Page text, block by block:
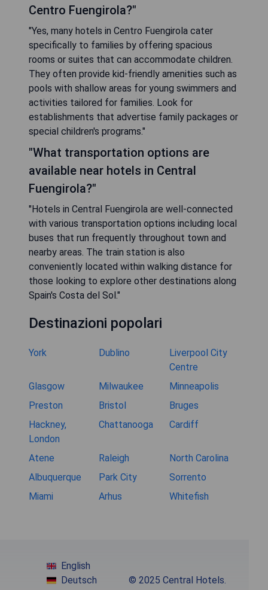
Centro Fuengirola?"
"Yes, many hotels in Centro Fuengirola cater
specifically to families by offering spacious
rooms or suites that can accommodate children.
They often provide kid-friendly amenities such as
pools with shallow areas for young swimmers and
activities tailored for families. Look for
establishments that advertise family packages or
special children's programs."
"What transportation options are
available near hotels in Central
Fuengirola?"
"Hotels in Central Fuengirola are well-connected
with various transportation options including local
buses that run frequently throughout town and
nearby areas. The train station is also
conveniently located within walking distance for
those looking to explore other destinations along
Spain's Costa del Sol."
Destinazioni popolari
York Dublino
Liverpool City
Centre
Glasgow
Milwaukee
Minneapolis
Preston
Bristol
Bruges
Hackney,
London
Chattanooga Cardiff
Atene Raleigh
North Carolina
Albuquerque
Park City
Sorrento
Miami
Arhus Whitefish
English
Deutsch
© 2025 Central Hotels.